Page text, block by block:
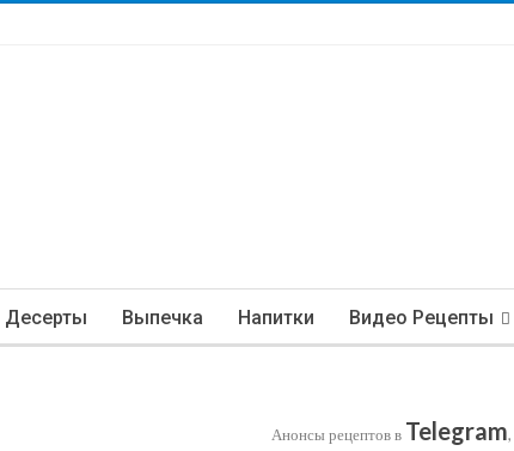
Десерты Выпечка Напитки Видео Рецепты
Анонсы рецептов в Telegram,